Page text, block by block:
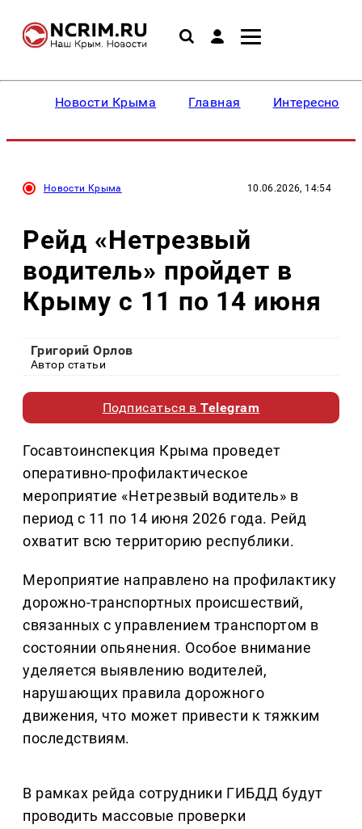
Новости Крыма Главная Интересное
Новости Крыма 10.06.2026, 14:54
Рейд «Нетрезвый
водитель» пройдет в
Крыму с 11 по 14 июня
Григорий Орлов
Автор статьи
Подписаться вTelegram
Госавтоинспекция Крыма проведет
оперативно-профилактическое
мероприятие «Нетрезвый водитель» в
период с 11 по 14 июня 2026 года. Рейд
охватит всю территорию республики.
Мероприятие направлено на профилактику
дорожно-транспортных происшествий,
связанных с управлением транспортом в
состоянии опьянения. Особое внимание
уделяется выявлению водителей,
нарушающих правила дорожного
движения, что может привести к тяжким
последствиям.
В рамках рейда сотрудники ГИБДД будут
проводить массовые проверки